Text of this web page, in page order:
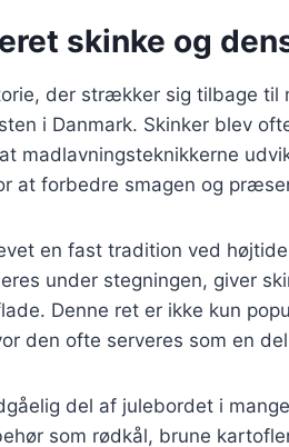
skinke og
der strækker sig tilbage til
i Danmark. Skinker blev
madlavningsteknikkerne
at forbedre smagen og
en fast tradition ved
under stegningen, giver
Denne ret er ikke kun
den ofte serveres som en
del af julebordet i
som rødkål, brune